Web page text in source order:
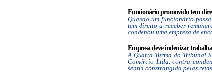
Funcionário promovido tem
Quando um funcionário
tem direito a receber
condenou uma empresa de
Empresa deve indenizar
A Quarta Turma do Tribunal
Comércio Ltda. contra
sentia constrangida pelas